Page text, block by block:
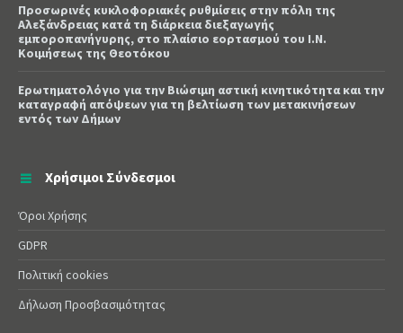
Προσωρινές κυκλοφοριακές ρυθμίσεις στην πόλη της
Αλεξάνδρειας κατά τη διάρκεια διεξαγωγής
εμποροπανήγυρης, στο πλαίσιο εορτασμού του Ι.Ν.
Κοιμήσεως της Θεοτόκου
Ερωτηματολόγιο για την Βιώσιμη αστική κινητικότητα και την
καταγραφή απόψεων για τη βελτίωση των μετακινήσεων
εντός των Δήμων
Χρήσιμοι Σύνδεσμοι
Όροι Χρήσης
GDPR
Πολιτική cookies
Δήλωση Προσβασιμότητας